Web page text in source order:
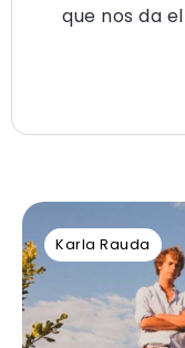
que nos da
Karla Rauda